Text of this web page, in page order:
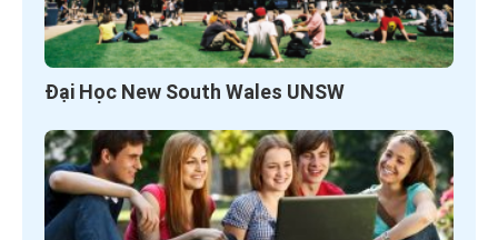
Đại Học New South Wales UNSW